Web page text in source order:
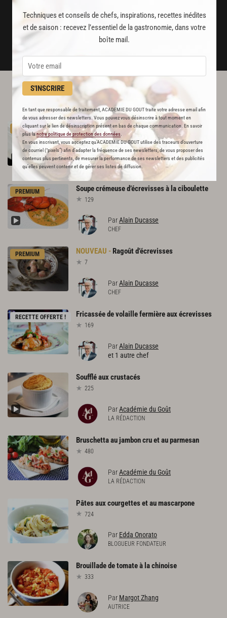
Techniques et conseils de chefs, inspirations, recettes inédites
et de saison : recevez l’essentiel de la gastronomie, dans votre
boîte mail.
S'INSCRIRE
En tant que responsable de traitement, ACADEMIE DU GOUT traite votre adresse email afin
de vous adresser des newsletters. Vous pouvez vous désinscrire à tout moment en
cliquant sur le lien de désinscription présent en bas de chaque communication. En savoir
plus lanotre politique de protection des données
En vous inscrivant, vous acceptez qu'ACADEMIE DU GOUT utilise des traceurs d’ouverture
de courriel (“pixels”) afin d’adapter la fréquence de ses newsletters, de vous proposer des
contenus plus pertinents, de mesurer la performance de ses newsletters et des publicités
qu’elles peuvent contenir et de gérer ses listes de diffusion.
JE M'ABONNE
L'ACADÉMIE DU GOÛT VOUS
RECOMMANDE
PREMIUM Écrevisse,cacahuèteet bisque
57
ParLise Deveix
CHEFFE
PREMIUM Soupecrémeused’écrevissesà laciboulette
129
ParAlain Ducasse
CHEF
PREMIUM Ragoûtd’écrevisses
7
ParAlain Ducasse
CHEF
RECETTE OFFERTE ! Fricasséedevolaillefermièreauxécrevisses
169
ParAlain Ducasse
et 1 autre chef
Souffléauxcrustacés
225
ParAcadémie du Goût
LA RÉDACTION
Bruschettaaujamboncruetauparmesan
480
ParAcadémie du Goût
LA RÉDACTION
Pâtesauxcourgettesetaumascarpone
724
Par Edda Onorato
BLOGUEUR FONDATEUR
Brouilladedetomateà lachinoise
333
Par Margot Zhang
AUTRICE